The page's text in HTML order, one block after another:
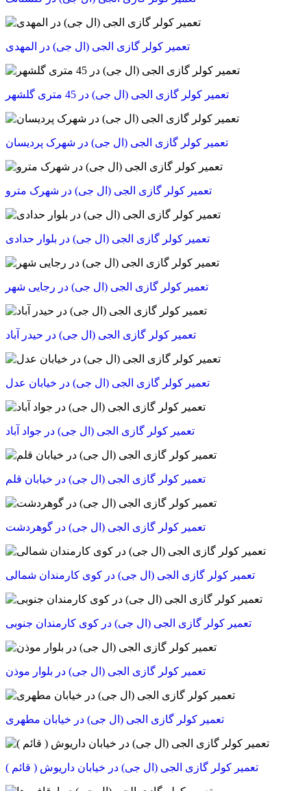
تعمیر کولر گازی الجی (ال جی) در المهدی
تعمیر کولر گازی الجی (ال جی) در 45 متری گلشهر
تعمیر کولر گازی الجی (ال جی) در شهرک پردیسان
تعمیر کولر گازی الجی (ال جی) در شهرک مترو
تعمیر کولر گازی الجی (ال جی) در بلوار حدادی
تعمیر کولر گازی الجی (ال جی) در رجایی شهر
تعمیر کولر گازی الجی (ال جی) در حیدر آباد
تعمیر کولر گازی الجی (ال جی) در خیابان عدل
تعمیر کولر گازی الجی (ال جی) در جواد آباد
تعمیر کولر گازی الجی (ال جی) در خیابان قلم
تعمیر کولر گازی الجی (ال جی) در گوهردشت
تعمیر کولر گازی الجی (ال جی) در کوی کارمندان شمالی
تعمیر کولر گازی الجی (ال جی) در کوی کارمندان جنوبی
تعمیر کولر گازی الجی (ال جی) در بلوار موذن
تعمیر کولر گازی الجی (ال جی) در خیابان مطهری
تعمیر کولر گازی الجی (ال جی) در خیابان داریوش ( قائم )